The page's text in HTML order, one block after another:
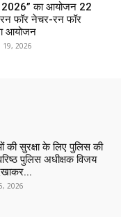
2026” का आयोजन 22
फॉर नेचर-रन फॉर
आयोजन
19, 2026
की सुरक्षा के लिए पुलिस की
पुलिस अधीक्षक विजय
2026